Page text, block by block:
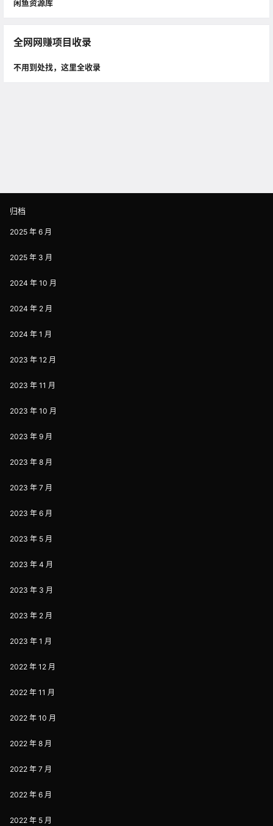
闲鱼资源库
全网网赚项目收录
不用到处找，这里全收录
归档
2025 年 6 月
2025 年 3 月
2024 年 10 月
2024 年 2 月
2024 年 1 月
2023 年 12 月
2023 年 11 月
2023 年 10 月
2023 年 9 月
2023 年 8 月
2023 年 7 月
2023 年 6 月
2023 年 5 月
2023 年 4 月
2023 年 3 月
2023 年 2 月
2023 年 1 月
2022 年 12 月
2022 年 11 月
2022 年 10 月
2022 年 8 月
2022 年 7 月
2022 年 6 月
2022 年 5 月